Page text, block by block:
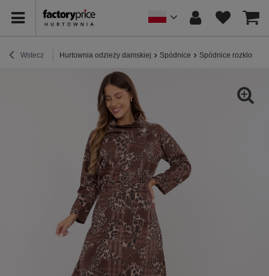
Wstecz Hurtownia odzieży damskiej Spódnice Spódnice